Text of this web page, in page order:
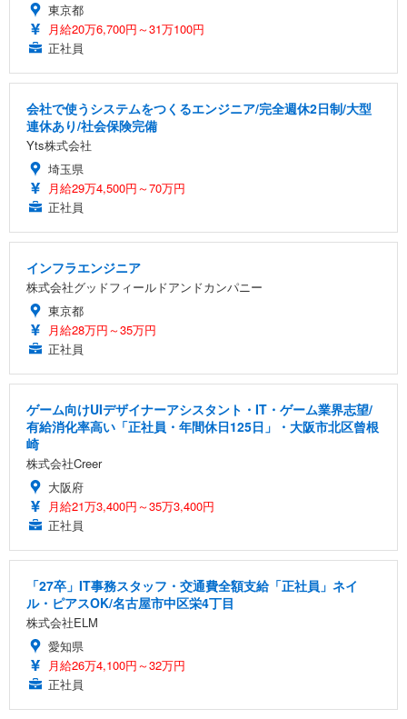
東京都
月給20万6,700円～31万100円
正社員
会社で使うシステムをつくるエンジニア/完全週休2日制/大型
連休あり/社会保険完備
Yts株式会社
埼玉県
月給29万4,500円～70万円
正社員
インフラエンジニア
株式会社グッドフィールドアンドカンパニー
東京都
月給28万円～35万円
正社員
ゲーム向けUIデザイナーアシスタント・IT・ゲーム業界志望/
有給消化率高い「正社員・年間休日125日」・大阪市北区曾根
崎
株式会社Creer
大阪府
月給21万3,400円～35万3,400円
正社員
「27卒」IT事務スタッフ・交通費全額支給「正社員」ネイ
ル・ピアスOK/名古屋市中区栄4丁目
株式会社ELM
愛知県
月給26万4,100円～32万円
正社員